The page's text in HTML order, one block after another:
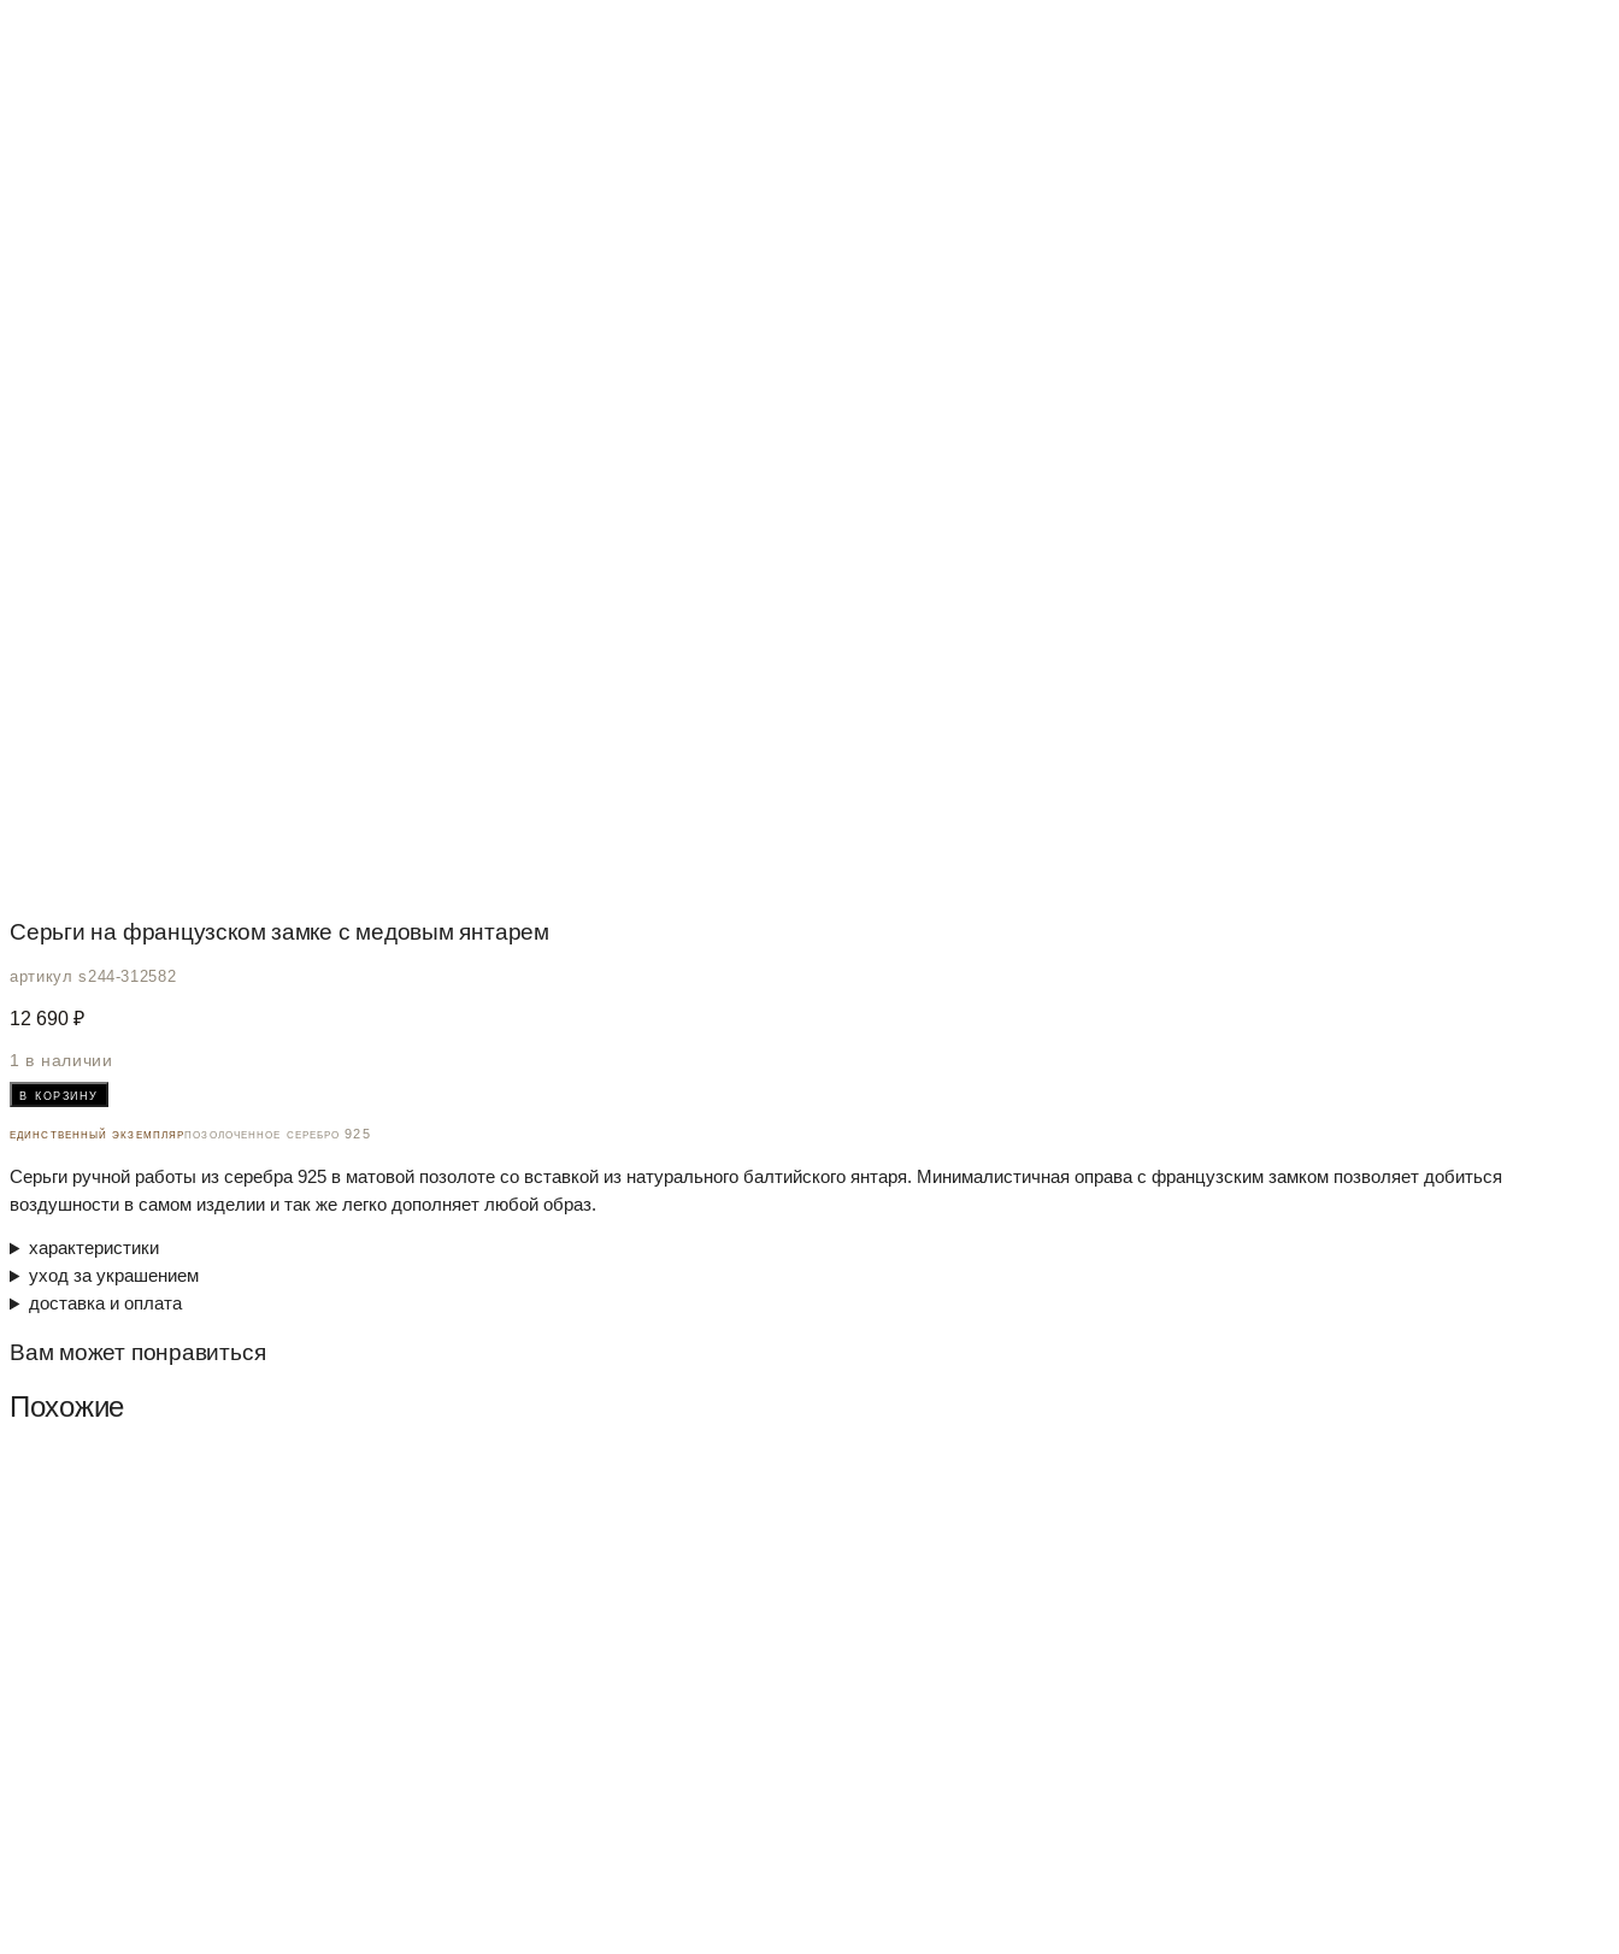
Серьги на французском замке с медовым янтарем
артикул s244-312582
12 690 ₽
1 в наличии
Количество
товара
Серьги
французском
замке
медовым
янтарем
в корзину
единственный экземплярпозолоченное серебро 925
Серьги ручной работы из серебра 925 в матовой позолоте со вставкой из натурального балтийского янтаря. Минималистичная оправа с французским замком позволяет добиться
воздушности в самом изделии и так же легко дополняет любой образ.
характеристики
уход за украшением
доставка и оплата
Вам может понравиться
Похожие